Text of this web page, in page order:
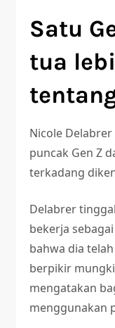
Satu
tua
Nicole
puncak Gen Z
terkadang
Delabrer
bekerja
bahwa dia
berpikir
mengatakan
menggunakan